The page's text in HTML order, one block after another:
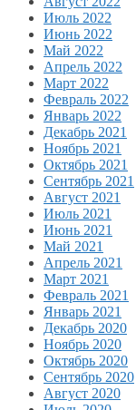
Июль 2022
Июнь 2022
Май 2022
Апрель 2022
Март 2022
Февраль 2022
Январь 2022
Декабрь 2021
Ноябрь 2021
Октябрь 2021
Сентябрь 2021
Август 2021
Июль 2021
Июнь 2021
Май 2021
Апрель 2021
Март 2021
Февраль 2021
Январь 2021
Декабрь 2020
Ноябрь 2020
Октябрь 2020
Сентябрь 2020
Август 2020